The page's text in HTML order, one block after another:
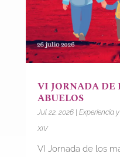
VI JORNADA DE
ABUELOS
Jul 22, 2026| Experiencia
XIV
VI Jornada de los